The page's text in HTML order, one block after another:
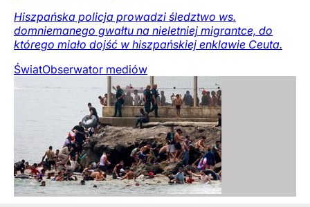
Hiszpańska policja prowadzi śledztwo ws.
domniemanego gwałtu na nieletniej migrantce, do
którego miało dojść w hiszpańskiej enklawie Ceuta.
ŚwiatObserwator mediów